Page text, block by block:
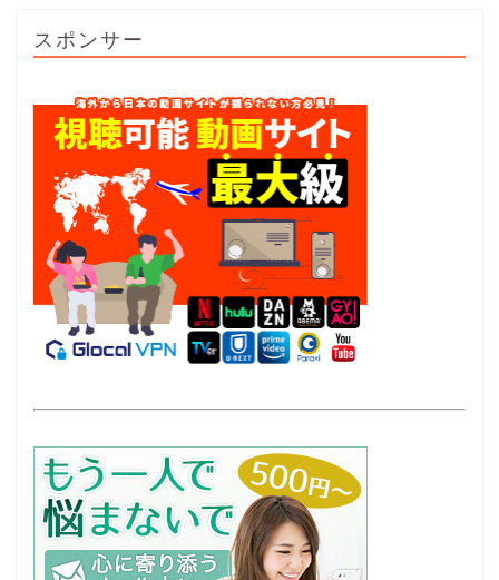
スポンサー